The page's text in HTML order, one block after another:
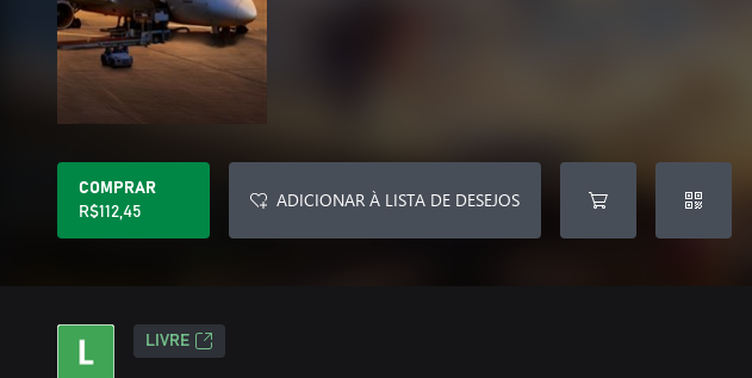
COMPRAR
R$112,45
ADICIONAR À LISTA DE DESEJOS
LIVRE